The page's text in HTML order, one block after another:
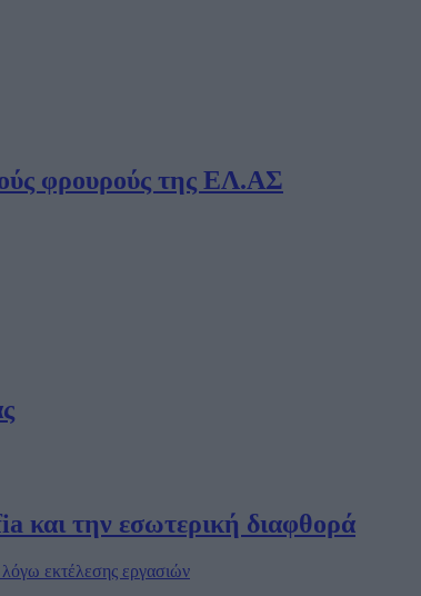
φρουρούς της ΕΛ.ΑΣ
και την εσωτερική διαφθορά